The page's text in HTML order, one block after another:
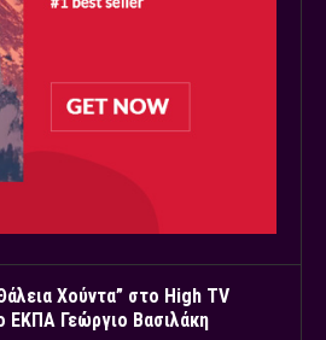
Χούντα” στο High TV
ΕΚΠΑ Γεώργιο Βασιλάκη